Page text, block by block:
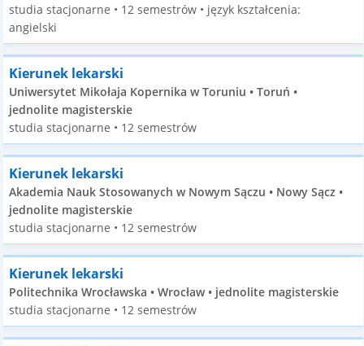
studia stacjonarne • 12 semestrów • język kształcenia:
angielski
Kierunek lekarski
Uniwersytet Mikołaja Kopernika w Toruniu • Toruń •
jednolite magisterskie
studia stacjonarne • 12 semestrów
Kierunek lekarski
Akademia Nauk Stosowanych w Nowym Sączu • Nowy Sącz •
jednolite magisterskie
studia stacjonarne • 12 semestrów
Kierunek lekarski
Politechnika Wrocławska • Wrocław • jednolite magisterskie
studia stacjonarne • 12 semestrów